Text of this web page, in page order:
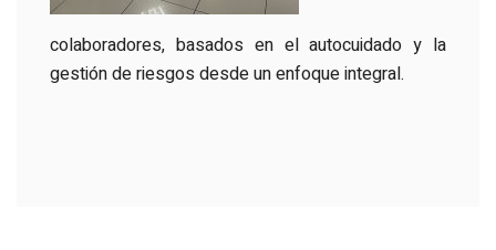
colaboradores, basados en el autocuidado y la
gestión de riesgos desde un enfoque integral.